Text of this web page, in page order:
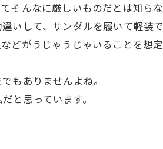
そんなに厳しいものだとは知らな
いして、サンダルを履いて軽装
どがうじゃうじゃいることを想
もありませんよね。
と思っています。